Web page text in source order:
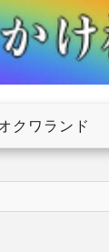
クワランド